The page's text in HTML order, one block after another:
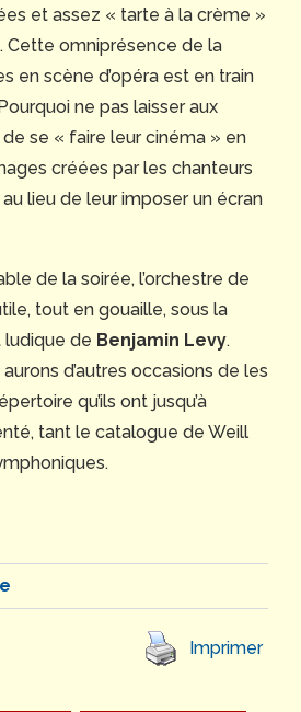
et assez « tarte à la crème »
Cette omniprésence de la
en scène d’opéra est en train
ne pas laisser aux
se « faire leur cinéma » en
créées par les chanteurs
lieu de leur imposer un écran
de la soirée, l’orchestre de
tout en gouaille, sous la
de Benjamin Levy.
d’autres occasions de les
qu’ils ont jusqu’à
tant le catalogue de Weill
Imprimer